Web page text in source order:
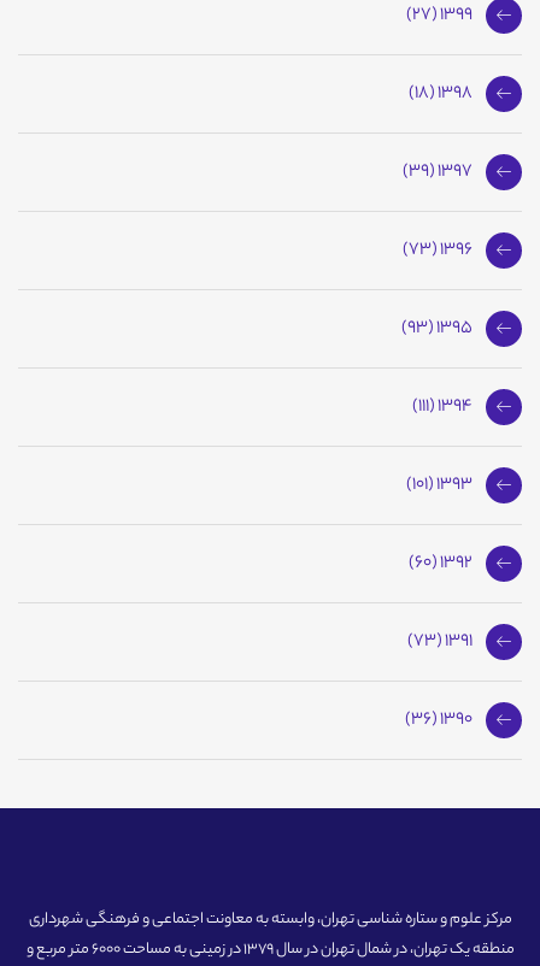
1399 (27)
1398 (18)
1397 (39)
1396 (73)
1395 (93)
1394 (111)
1393 (101)
1392 (60)
1391 (73)
1390 (36)
مرکز علوم و ستاره شناسی تهران، وابسته به معاونت اجتماعی و فرهنگی شهرداری
منطقه یک تهران، در شمال تهران در سال 1379 در زمینی به مساحت 6000 متر مربع و